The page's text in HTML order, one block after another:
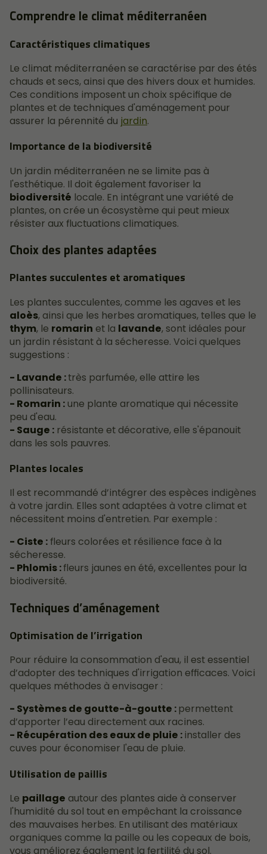
Comprendre le climat méditerranéen
Caractéristiques climatiques
Le climat méditerranéen se caractérise par des étés
chauds et secs, ainsi que des hivers doux et humides.
Ces conditions imposent un choix spécifique de
plantes et de techniques d'aménagement pour
assurer la pérennité du jardin.
Importance de la biodiversité
Un jardin méditerranéen ne se limite pas à
l'esthétique. Il doit également favoriser la
biodiversité locale. En intégrant une variété de
plantes, on crée un écosystème qui peut mieux
résister aux fluctuations climatiques.
Choix des plantes adaptées
Plantes succulentes et aromatiques
Les plantes succulentes, comme les agaves et les
aloès, ainsi que les herbes aromatiques, telles que le
thym, le romarin et la lavande, sont idéales pour
un jardin résistant à la sécheresse. Voici quelques
suggestions :
- Lavande :très parfumée, elle attire les
pollinisateurs.
- Romarin :une plante aromatique qui nécessite
peu d'eau.
- Sauge : résistante et décorative, elle s'épanouit
dans les sols pauvres.
Plantes locales
Il est recommandé d’intégrer des espèces indigènes
à votre jardin. Elles sont adaptées à votre climat et
nécessitent moins d'entretien. Par exemple :
- Ciste :fleurs colorées et résilience face à la
sécheresse.
- Phlomis :fleurs jaunes en été, excellentes pour la
biodiversité.
Techniques d’aménagement
Optimisation de l’irrigation
Pour réduire la consommation d'eau, il est essentiel
d’adopter des techniques d'irrigation efficaces. Voici
quelques méthodes à envisager :
- Systèmes de goutte-à-goutte :permettent
d’apporter l’eau directement aux racines.
- Récupération des eaux de pluie :installer des
cuves pour économiser l'eau de pluie.
Utilisation de paillis
Le paillage autour des plantes aide à conserver
l'humidité du sol tout en empêchant la croissance
des mauvaises herbes. En utilisant des matériaux
organiques comme la paille ou les copeaux de bois,
vous améliorez également la fertilité du sol.